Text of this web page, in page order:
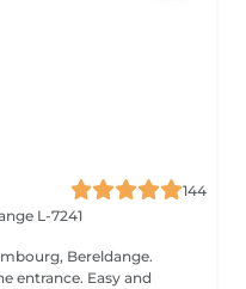
144
L-7241
Bereldange.
entrance. Easy and